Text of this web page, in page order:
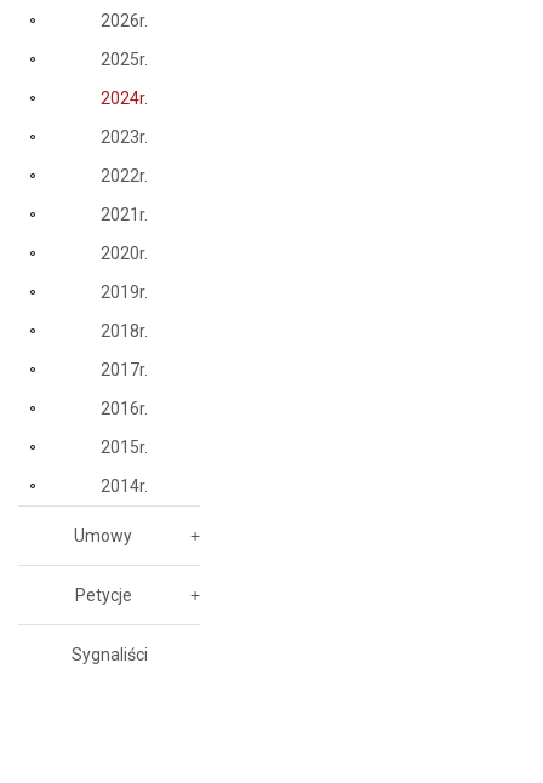
2026r.
2025r.
2024r.
2023r.
2022r.
2021r.
2020r.
2019r.
2018r.
2017r.
2016r.
2015r.
2014r.
Umowy
Petycje
Sygnaliści